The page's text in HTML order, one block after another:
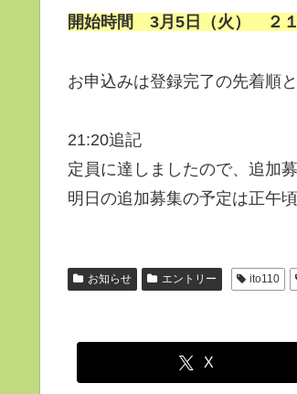
開始時間 3月5日（火） ２
お申込みは登録完了の先着順
21:20追記
定員に達しましたので、追加
明日の追加募集の予定は正午
お知らせ エントリー ito110
X